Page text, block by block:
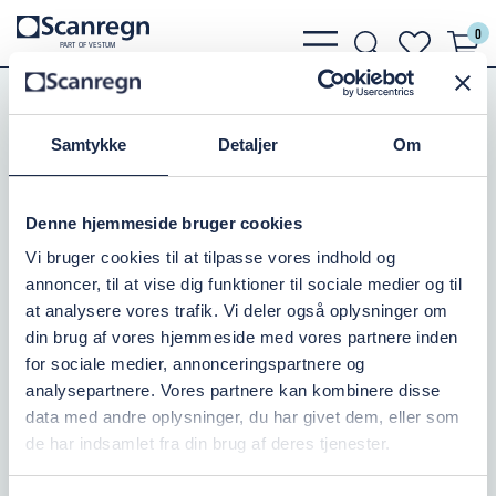
Samtykke Detaljer Om
Denne hjemmeside bruger cookies
Vi bruger cookies til at tilpasse vores indhold og
annoncer, til at vise dig funktioner til sociale medier og til
at analysere vores trafik. Vi deler også oplysninger om
din brug af vores hjemmeside med vores partnere inden
for sociale medier, annonceringspartnere og
analysepartnere. Vores partnere kan kombinere disse
data med andre oplysninger, du har givet dem, eller som
de har indsamlet fra din brug af deres tjenester.
PARTOF VESTUM
bars
light
search
light
heart 0
Pumper
ZENIT CHOPPER DYKPUMPE
FOD FOR GREY CTG, 9024.091
Varenr.:501450020
Kontakt os
0,00 DKKinkl. moms
Læg i kurv